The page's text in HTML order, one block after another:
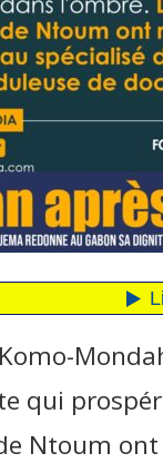
qui
Ntoum